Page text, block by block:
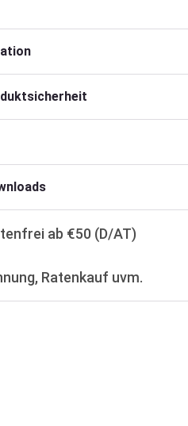
ab €50 (D/AT)
Ratenkauf uvm.